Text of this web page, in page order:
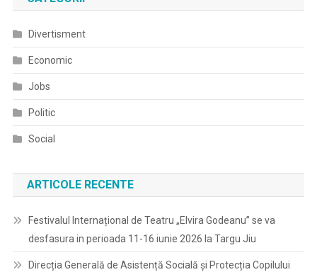
Divertisment
Economic
Jobs
Politic
Social
ARTICOLE RECENTE
Festivalul Internațional de Teatru „Elvira Godeanu” se va
desfasura in perioada 11-16 iunie 2026 la Targu Jiu
Direcția Generală de Asistență Socială și Protecția Copilului